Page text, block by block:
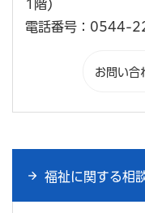
1階)
電話番号：0544-
福祉に関する相